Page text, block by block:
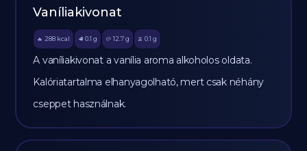
Vaníliakivonat
🔥 288 kcal 🥩 0.1 g 🥔 12.7g 🫒 0.1 g
A vaníliakivonat a vanília aroma alkoholos oldata.
Kalóriatartalma elhanyagolható, mert csak néhány
cseppet használnak.